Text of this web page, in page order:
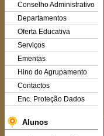
Conselho Administrativo
Departamentos
Oferta Educativa
Serviços
Ementas
Hino do Agrupamento
Contactos
Enc. Proteção Dados
Alunos